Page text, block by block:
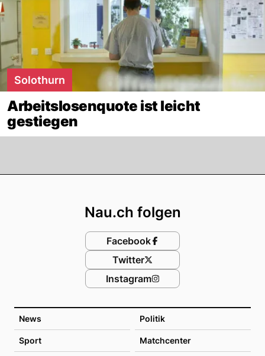
Solothurn
Arbeitslosenquote ist leicht
gestiegen
News Politik
Sport Matchcenter
Nau.ch folgen
Facebook
Twitter
Instagram